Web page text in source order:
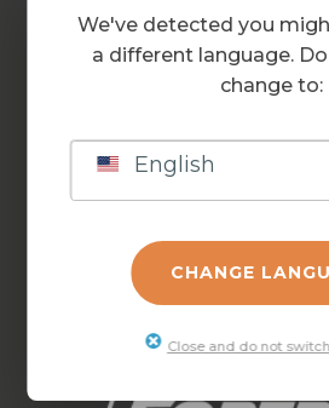
PULVERIZAÇÃO
PULVERIZAÇÃO
We've detected you
a different language.
change to:
English
CHANGE
Close and do not